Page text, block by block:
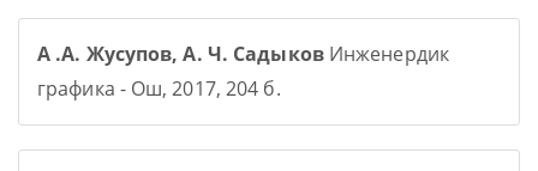
А .А. Жусупов, А. Ч. Садыков Инженердик
графика - Ош, 2017, 204 б.